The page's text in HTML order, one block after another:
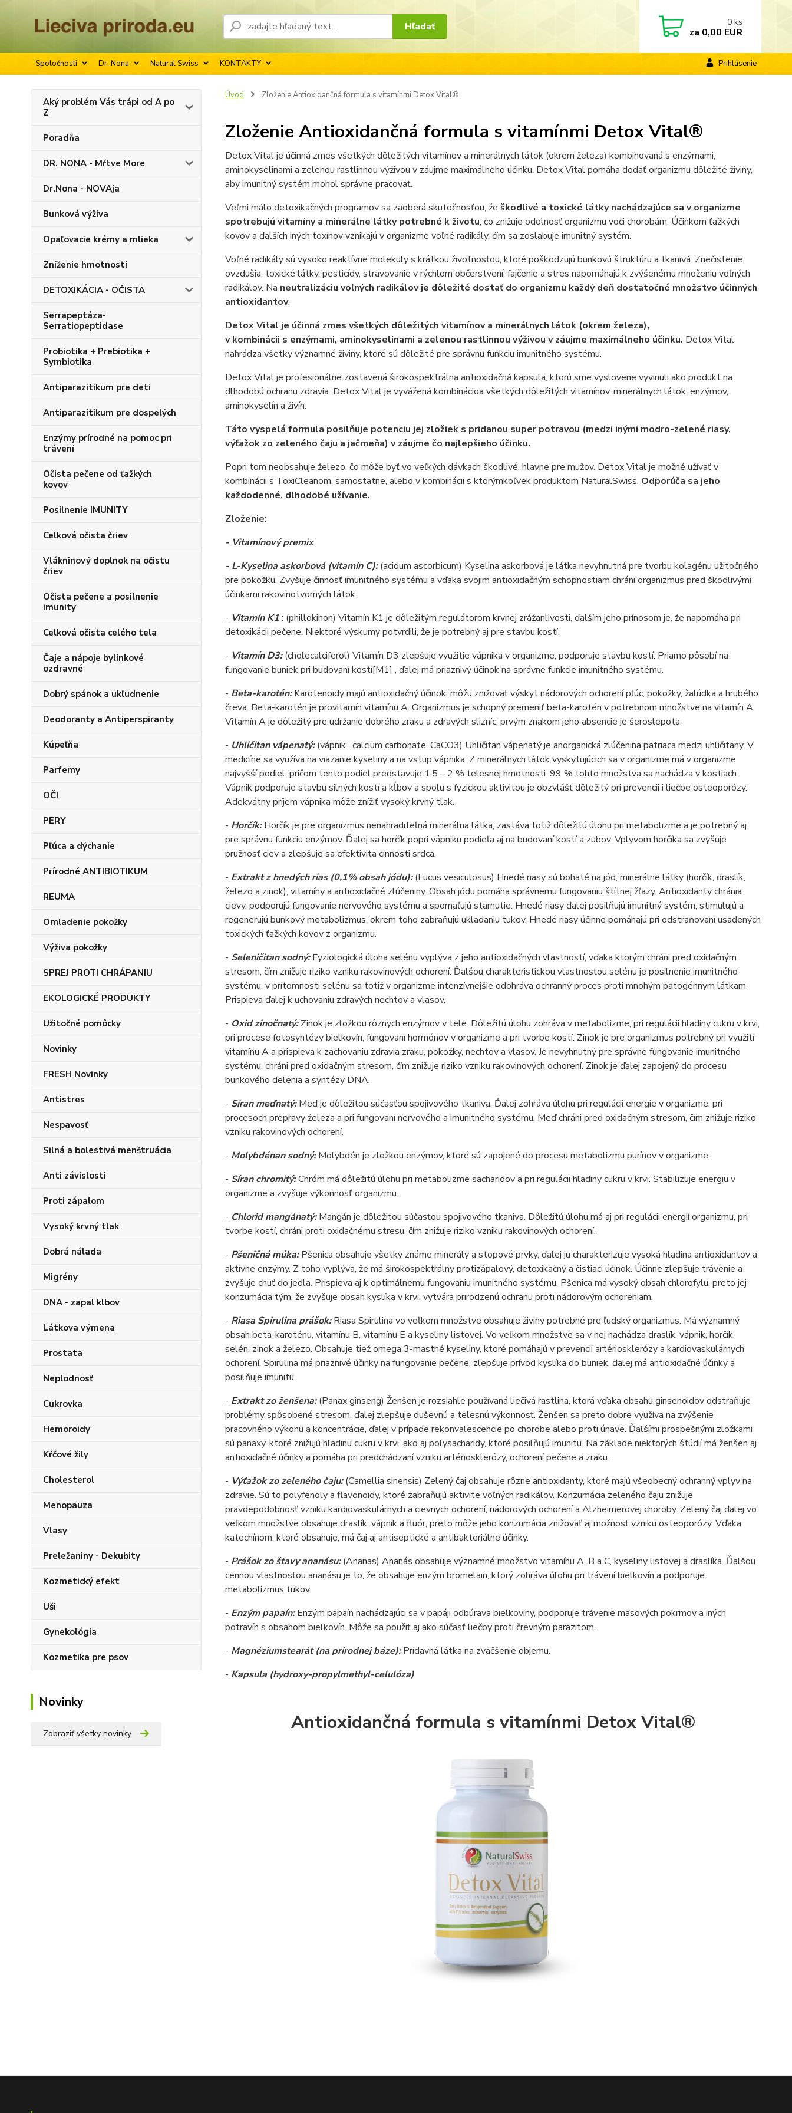
Spoločnosti Dr. Nona Natural Swiss KONTAKTY Prihlásenie
Hľadať 0 ks
za 0,00 EUR
Aký problém Vás trápi od A po
Z
Poradňa
DR. NONA - Mŕtve More
Dr.Nona - NOVAja
Bunková výživa
Opaľovacie krémy a mlieka
Zníženie hmotnosti
DETOXIKÁCIA - OČISTA
Serrapeptáza-
Serratiopeptidase
Probiotika + Prebiotika +
Symbiotika
Antiparazitikum pre deti
Antiparazitikum pre dospelých
Enzýmy prírodné na pomoc pri
trávení
Očista pečene od ťažkých
kovov
Posilnenie IMUNITY
Celková očista čriev
Vlákninový doplnok na očistu
čriev
Očista pečene a posilnenie
imunity
Celková očista celého tela
Čaje a nápoje bylinkové
ozdravné
Dobrý spánok a ukľudnenie
Deodoranty a Antiperspiranty
Kúpeľňa
Parfemy
OČI
PERY
Pľúca a dýchanie
Prírodné ANTIBIOTIKUM
REUMA
Omladenie pokožky
Výživa pokožky
SPREJ PROTI CHRÁPANIU
EKOLOGICKÉ PRODUKTY
Užitočné pomôcky
Novinky
FRESH Novinky
Antistres
Nespavosť
Silná a bolestivá menštruácia
Anti závislosti
Proti zápalom
Vysoký krvný tlak
Dobrá nálada
Migrény
DNA - zapal klbov
Látkova výmena
Prostata
Neplodnosť
Cukrovka
Hemoroidy
Kŕčové žily
Cholesterol
Menopauza
Vlasy
Preležaniny - Dekubity
Kozmetický efekt
Uši
Gynekológia
Kozmetika pre psov
Novinky
Zobraziť všetky novinky
Úvod Zloženie Antioxidančná formula s vitamínmi Detox Vital®
Zloženie Antioxidančná formula s vitamínmi Detox Vital®
Detox Vital je účinná zmes všetkých dôležitých vitamínov a minerálnych látok (okrem železa) kombinovaná s enzýmami,
aminokyselinami a zelenou rastlinnou výživou v záujme maximálneho účinku. Detox Vital pomáha dodať organizmu dôležité živiny,
aby imunitný systém mohol správne pracovať.
Veľmi málo detoxikačných programov sa zaoberá skutočnosťou, že škodlivé a toxické látky nachádzajúce sa v organizme
spotrebujú vitamíny a minerálne látky potrebné k životu, čo znižuje odolnosť organizmu voči chorobám. Účinkom ťažkých
kovov a ďalších iných toxínov vznikajú v organizme voľné radikály, čím sa zoslabuje imunitný systém.
Voľné radikály sú vysoko reaktívne molekuly s krátkou životnosťou, ktoré poškodzujú bunkovú štruktúru a tkanivá. Znečistenie
ovzdušia, toxické látky, pesticídy, stravovanie v rýchlom občerstvení, fajčenie a stres napomáhajú k zvýšenému množeniu voľných
radikálov. Na neutralizáciu voľných radikálov je dôležité dostať do organizmu každý deň dostatočné množstvo účinných
antioxidantov.
Detox Vital je účinná zmes všetkých dôležitých vitamínov a minerálnych látok (okrem železa),
v kombinácii s enzýmami, aminokyselinami a zelenou rastlinnou výživou v záujme maximálneho účinku. Detox Vital
nahrádza všetky významné živiny, ktoré sú dôležité pre správnu funkciu imunitného systému.
Detox Vital je profesionálne zostavená širokospektrálna antioxidačná kapsula, ktorú sme vyslovene vyvinuli ako produkt na
dlhodobú ochranu zdravia. Detox Vital je vyvážená kombinácioa všetkých dôležitých vitamínov, minerálnych látok, enzýmov,
aminokyselín a živín.
Táto vyspelá formula posilňuje potenciu jej zložiek s pridanou super potravou (medzi inými modro-zelené riasy,
výťažok zo zeleného čaju a jačmeňa) v záujme čo najlepšieho účinku.
Popri tom neobsahuje železo, čo môže byť vo veľkých dávkach škodlivé, hlavne pre mužov. Detox Vital je možné užívať v
kombinácii s ToxiCleanom, samostatne, alebo v kombinácii s ktorýmkoľvek produktom NaturalSwiss. Odporúča sa jeho
každodenné, dlhodobé užívanie.
Zloženie:
- Vitamínový premix
- L-Kyselina askorbová (vitamín C):(acidum ascorbicum) Kyselina askorbová je látka nevyhnutná pre tvorbu kolagénu užitočného
pre pokožku. Zvyšuje činnosť imunitného systému a vďaka svojim antioxidačným schopnostiam chráni organizmus pred škodlivými
účinkami rakovinotvorných látok.
- Vitamín K1 : (phillokinon) Vitamín K1 je dôležitým regulátorom krvnej zrážanlivosti, ďalším jeho prínosom je, že napomáha pri
detoxikácii pečene. Niektoré výskumy potvrdili, že je potrebný aj pre stavbu kostí.
- Vitamín D3:(cholecalciferol) Vitamín D3 zlepšuje využitie vápnika v organizme, podporuje stavbu kostí. Priamo pôsobí na
fungovanie buniek pri budovaní kostí[M1] , ďalej má priaznivý účinok na správne funkcie imunitného systému.
- Beta-karotén:Karotenoidy majú antioxidačný účinok, môžu znižovať výskyt nádorových ochorení pľúc, pokožky, žalúdka a hrubého
čreva. Beta-karotén je provitamín vitamínu A. Organizmus je schopný premeniť beta-karotén v potrebnom množstve na vitamín A.
Vitamín A je dôležitý pre udržanie dobrého zraku a zdravých slizníc, prvým znakom jeho absencie je šeroslepota.
- Uhličitan vápenatý:(vápnik , calcium carbonate, CaCO3) Uhličitan vápenatý je anorganická zlúčenina patriaca medzi uhličitany. V
medicíne sa využíva na viazanie kyseliny a na vstup vápnika. Z minerálnych látok vyskytujúcich sa v organizme má v organizme
najvyšší podiel, pričom tento podiel predstavuje 1,5 – 2 % telesnej hmotnosti. 99 % tohto množstva sa nachádza v kostiach.
Vápnik podporuje stavbu silných kostí a kĺbov a spolu s fyzickou aktivitou je obzvlášť dôležitý pri prevencii i liečbe osteoporózy.
Adekvátny príjem vápnika môže znížiť vysoký krvný tlak.
- Horčík:Horčík je pre organizmus nenahraditeľná minerálna látka, zastáva totiž dôležitú úlohu pri metabolizme a je potrebný aj
pre správnu funkciu enzýmov. Ďalej sa horčík popri vápniku podieľa aj na budovaní kostí a zubov. Vplyvom horčíka sa zvyšuje
pružnosť ciev a zlepšuje sa efektivita činnosti srdca.
- Extrakt z hnedých rias (0,1% obsah jódu):(Fucus vesiculosus) Hnedé riasy sú bohaté na jód, minerálne látky (horčík, draslík,
železo a zinok), vitamíny a antioxidačné zlúčeniny. Obsah jódu pomáha správnemu fungovaniu štítnej žľazy. Antioxidanty chránia
cievy, podporujú fungovanie nervového systému a spomaľujú starnutie. Hnedé riasy ďalej posilňujú imunitný systém, stimulujú a
regenerujú bunkový metabolizmus, okrem toho zabraňujú ukladaniu tukov. Hnedé riasy účinne pomáhajú pri odstraňovaní usadených
toxických ťažkých kovov z organizmu.
- Seleničitan sodný:Fyziologická úloha selénu vyplýva z jeho antioxidačných vlastností, vďaka ktorým chráni pred oxidačným
stresom, čím znižuje riziko vzniku rakovinových ochorení. Ďalšou charakteristickou vlastnosťou selénu je posilnenie imunitného
systému, v prítomnosti selénu sa totiž v organizme intenzívnejšie odohráva ochranný proces proti mnohým patogénnym látkam.
Prispieva ďalej k uchovaniu zdravých nechtov a vlasov.
- Oxid zinočnatý:Zinok je zložkou rôznych enzýmov v tele. Dôležitú úlohu zohráva v metabolizme, pri regulácii hladiny cukru v krvi,
pri procese fotosyntézy bielkovín, fungovaní hormónov v organizme a pri tvorbe kostí. Zinok je pre organizmus potrebný pri využití
vitamínu A a prispieva k zachovaniu zdravia zraku, pokožky, nechtov a vlasov. Je nevyhnutný pre správne fungovanie imunitného
systému, chráni pred oxidačným stresom, čím znižuje riziko vzniku rakovinových ochorení. Zinok je ďalej zapojený do procesu
bunkového delenia a syntézy DNA.
- Síran meďnatý:Meď je dôležitou súčasťou spojivového tkaniva. Ďalej zohráva úlohu pri regulácii energie v organizme, pri
procesoch prepravy železa a pri fungovaní nervového a imunitného systému. Meď chráni pred oxidačným stresom, čím znižuje riziko
vzniku rakovinových ochorení.
- Molybdénan sodný:Molybdén je zložkou enzýmov, ktoré sú zapojené do procesu metabolizmu purínov v organizme.
- Síran chromitý:Chróm má dôležitú úlohu pri metabolizme sacharidov a pri regulácii hladiny cukru v krvi. Stabilizuje energiu v
organizme a zvyšuje výkonnosť organizmu.
- Chlorid mangánatý:Mangán je dôležitou súčasťou spojivového tkaniva. Dôležitú úlohu má aj pri regulácii energií organizmu, pri
tvorbe kostí, chráni proti oxidačnému stresu, čím znižuje riziko vzniku rakovinových ochorení.
- Pšeničná múka:Pšenica obsahuje všetky známe minerály a stopové prvky, ďalej ju charakterizuje vysoká hladina antioxidantov a
aktívne enzýmy. Z toho vyplýva, že má širokospektrálny protizápalový, detoxikačný a čistiaci účinok. Účinne zlepšuje trávenie a
zvyšuje chuť do jedla. Prispieva aj k optimálnemu fungovaniu imunitného systému. Pšenica má vysoký obsah chlorofylu, preto jej
konzumácia tým, že zvyšuje obsah kyslíka v krvi, vytvára prirodzenú ochranu proti nádorovým ochoreniam.
- Riasa Spirulina prášok:Riasa Spirulina vo veľkom množstve obsahuje živiny potrebné pre ľudský organizmus. Má významný
obsah beta-karoténu, vitamínu B, vitamínu E a kyseliny listovej. Vo veľkom množstve sa v nej nachádza draslík, vápnik, horčík,
selén, zinok a železo. Obsahuje tiež omega 3-mastné kyseliny, ktoré pomáhajú v prevencii artériosklerózy a kardiovaskulárnych
ochorení. Spirulina má priaznivé účinky na fungovanie pečene, zlepšuje prívod kyslíka do buniek, ďalej má antioxidačné účinky a
posilňuje imunitu.
- Extrakt zo ženšena:(Panax ginseng) Ženšen je rozsiahle používaná liečivá rastlina, ktorá vďaka obsahu ginsenoidov odstraňuje
problémy spôsobené stresom, ďalej zlepšuje duševnú a telesnú výkonnosť. Ženšen sa preto dobre využíva na zvýšenie
pracovného výkonu a koncentrácie, ďalej v prípade rekonvalescencie po chorobe alebo proti únave. Ďalšími prospešnými zložkami
sú panaxy, ktoré znižujú hladinu cukru v krvi, ako aj polysacharidy, ktoré posilňujú imunitu. Na základe niektorých štúdií má ženšen aj
antioxidačné účinky a pomáha pri predchádzaní vzniku artériosklerózy, ochorení pečene a zraku.
- Výťažok zo zeleného čaju:(Camellia sinensis) Zelený čaj obsahuje rôzne antioxidanty, ktoré majú všeobecný ochranný vplyv na
zdravie. Sú to polyfenoly a flavonoidy, ktoré zabraňujú aktivite voľných radikálov. Konzumácia zeleného čaju znižuje
pravdepodobnosť vzniku kardiovaskulárnych a cievnych ochorení, nádorových ochorení a Alzheimerovej choroby. Zelený čaj ďalej vo
veľkom množstve obsahuje draslík, vápnik a fluór, preto môže jeho konzumácia znižovať aj možnosť vzniku osteoporózy. Vďaka
katechínom, ktoré obsahuje, má čaj aj antiseptické a antibakteriálne účinky.
- Prášok zo šťavy ananásu:(Ananas) Ananás obsahuje významné množstvo vitamínu A, B a C, kyseliny listovej a draslíka. Ďalšou
cennou vlastnosťou ananásu je to, že obsahuje enzým bromelain, ktorý zohráva úlohu pri trávení bielkovín a podporuje
metabolizmus tukov.
- Enzým papaín:Enzým papaín nachádzajúci sa v papáji odbúrava bielkoviny, podporuje trávenie mäsových pokrmov a iných
potravín s obsahom bielkovín. Môže sa použiť aj ako súčasť liečby proti črevným parazitom.
- Magnéziumstearát (na prírodnej báze):Prídavná látka na zväčšenie objemu.
- Kapsula (hydroxy-propylmethyl-celulóza)
Antioxidančná formula s vitamínmi Detox Vital®